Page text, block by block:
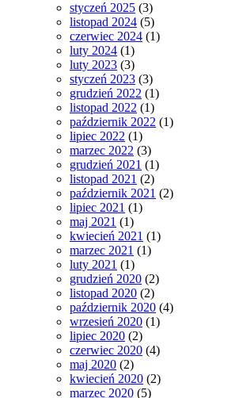
styczeń 2025 (3)
listopad 2024 (5)
czerwiec 2024 (1)
luty 2024 (1)
luty 2023 (3)
styczeń 2023 (3)
grudzień 2022 (1)
listopad 2022 (1)
październik 2022 (1)
lipiec 2022 (1)
marzec 2022 (3)
grudzień 2021 (1)
listopad 2021 (2)
październik 2021 (2)
lipiec 2021 (1)
maj 2021 (1)
kwiecień 2021 (1)
marzec 2021 (1)
luty 2021 (1)
grudzień 2020 (2)
listopad 2020 (2)
październik 2020 (4)
wrzesień 2020 (1)
lipiec 2020 (2)
czerwiec 2020 (4)
maj 2020 (2)
kwiecień 2020 (2)
marzec 2020 (5)